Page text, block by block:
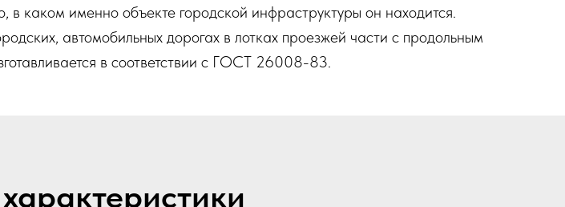
в каком именно объекте городской инфраструктуры он находится.
автомобильных дорогах в лотках проезжей части с продольным
в соответствии с ГОСТ 26008-83.